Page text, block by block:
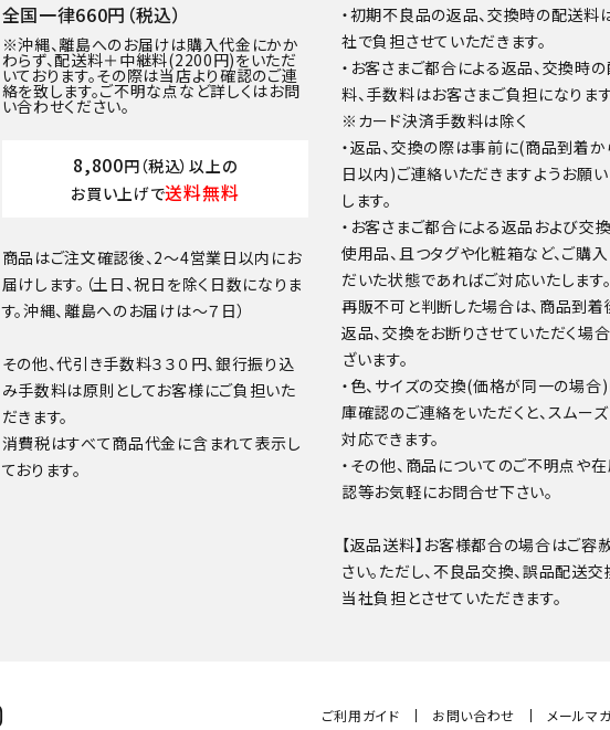
全国一律660円（税込）
※沖縄、離島へのお届けは購入代金にかか
わらず、配送料＋中継料(2200円)をいただ
いております。その際は当店より確認のご連
絡を致します。ご不明な点など詳しくはお問
い合わせください。
8,800円（税込）以上の
お買い上げで送料無料
商品はご注文確認後、2～4営業日以内にお
届けします。（土日、祝日を除く日数になりま
す。沖縄、離島へのお届けは～７日）
その他、代引き手数料３３０円、銀行振り込
み手数料は原則としてお客様にご負担いた
だきます。
消費税はすべて商品代金に含まれて表示し
ております。
・初期不良品の返品、交換時の配送料
社で負担させていただきます。
・お客さまご都合による返品、交換時
料、手数料はお客さまご負担になります
※カード決済手数料は除く
・返品、交換の際は事前に(商品到着か
日以内)ご連絡いただきますようお願
します。
・お客さまご都合による返品および交
使用品、且つタグや化粧箱など、ご購
だいた状態であればご対応いたします。
再販不可と判断した場合は、商品到着
返品、交換をお断りさせていただく場
ざいます。
・色、サイズの交換(価格が同一の場合
庫確認のご連絡をいただくと、スムー
対応できます。
・その他、商品についてのご不明点や
認等お気軽にお問合せ下さい。
【返品送料】お客様都合の場合はご容
さい。ただし、不良品交換、誤品配送
当社負担とさせていただきます。
ご利用ガイド お問い合わせ メールマ